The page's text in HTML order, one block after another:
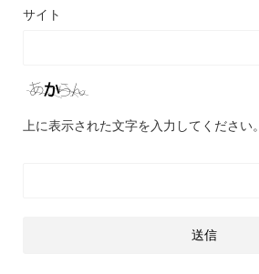
サイト
上に表示された文字を入力してください。